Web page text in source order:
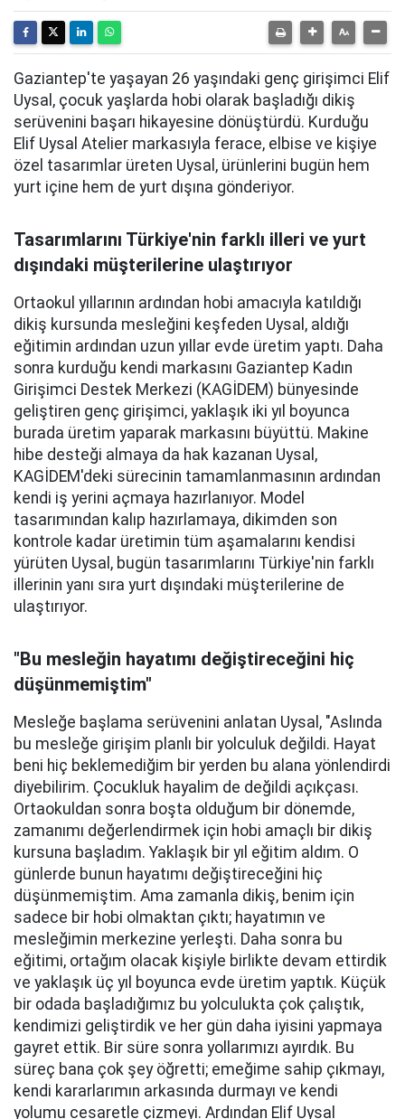
Gaziantep'te yaşayan 26 yaşındaki genç girişimci Elif
Uysal, çocuk yaşlarda hobi olarak başladığı dikiş
serüvenini başarı hikayesine dönüştürdü. Kurduğu
Elif Uysal Atelier markasıyla ferace, elbise ve kişiye
özel tasarımlar üreten Uysal, ürünlerini bugün hem
yurt içine hem de yurt dışına gönderiyor.
Tasarımlarını Türkiye'nin farklı illeri ve yurt
dışındaki müşterilerine ulaştırıyor
Ortaokul yıllarının ardından hobi amacıyla katıldığı
dikiş kursunda mesleğini keşfeden Uysal, aldığı
eğitimin ardından uzun yıllar evde üretim yaptı. Daha
sonra kurduğu kendi markasını Gaziantep Kadın
Girişimci Destek Merkezi (KAGİDEM) bünyesinde
geliştiren genç girişimci, yaklaşık iki yıl boyunca
burada üretim yaparak markasını büyüttü. Makine
hibe desteği almaya da hak kazanan Uysal,
KAGİDEM'deki sürecinin tamamlanmasının ardından
kendi iş yerini açmaya hazırlanıyor. Model
tasarımından kalıp hazırlamaya, dikimden son
kontrole kadar üretimin tüm aşamalarını kendisi
yürüten Uysal, bugün tasarımlarını Türkiye'nin farklı
illerinin yanı sıra yurt dışındaki müşterilerine de
ulaştırıyor.
"Bu mesleğin hayatımı değiştireceğini hiç
düşünmemiştim"
Mesleğe başlama serüvenini anlatan Uysal, "Aslında
bu mesleğe girişim planlı bir yolculuk değildi. Hayat
beni hiç beklemediğim bir yerden bu alana yönlendirdi
diyebilirim. Çocukluk hayalim de değildi açıkçası.
Ortaokuldan sonra boşta olduğum bir dönemde,
zamanımı değerlendirmek için hobi amaçlı bir dikiş
kursuna başladım. Yaklaşık bir yıl eğitim aldım. O
günlerde bunun hayatımı değiştireceğini hiç
düşünmemiştim. Ama zamanla dikiş, benim için
sadece bir hobi olmaktan çıktı; hayatımın ve
mesleğimin merkezine yerleşti. Daha sonra bu
eğitimi, ortağım olacak kişiyle birlikte devam ettirdik
ve yaklaşık üç yıl boyunca evde üretim yaptık. Küçük
bir odada başladığımız bu yolculukta çok çalıştık,
kendimizi geliştirdik ve her gün daha iyisini yapmaya
gayret ettik. Bir süre sonra yollarımızı ayırdık. Bu
süreç bana çok şey öğretti; emeğime sahip çıkmayı,
kendi kararlarımın arkasında durmayı ve kendi
yolumu cesaretle çizmeyi. Ardından Elif Uysal